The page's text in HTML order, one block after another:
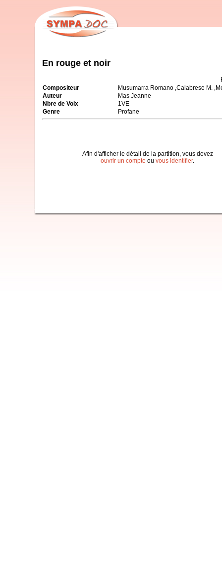
En rouge et noir
Compositeur
Musumarra Romano ,Calabrese M.
Auteur
Mas Jeanne
Nbre de Voix
1VE
Genre
Profane
Afin d'afficher le détail de la partition, vous devez
ouvrir un compte ou vous identifier.